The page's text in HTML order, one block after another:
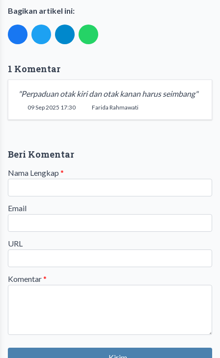
Bagikan artikel ini:
1 Komentar
"Perpaduan otak kiri dan otak kanan harus seimbang"
09 Sep 2025 17:30 Farida Rahmawati
Beri Komentar
Nama Lengkap *
Email
URL
Komentar*